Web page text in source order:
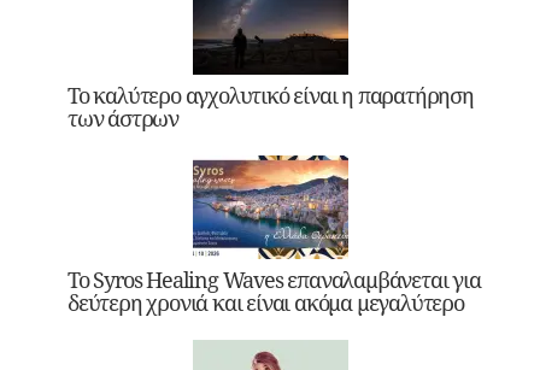
Το καλύτερο αγχολυτικό είναι η παρατήρηση
των άστρων
Το Syros Healing Waves επαναλαμβάνεται για
δεύτερη χρονιά και είναι ακόμα μεγαλύτερο